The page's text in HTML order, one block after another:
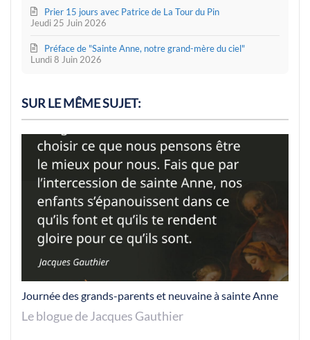
Jeudi 25 Juin 2026
Prier 15 jours avec Patrice de La Tour du Pin
Lundi 8 Juin 2026
Préface de "Sainte Anne, notre grand-mère du ciel"
SUR LE MÊME SUJET:
Journée des grands-parents et neuvaine à sainte Anne
Le blogue de Jacques Gauthier